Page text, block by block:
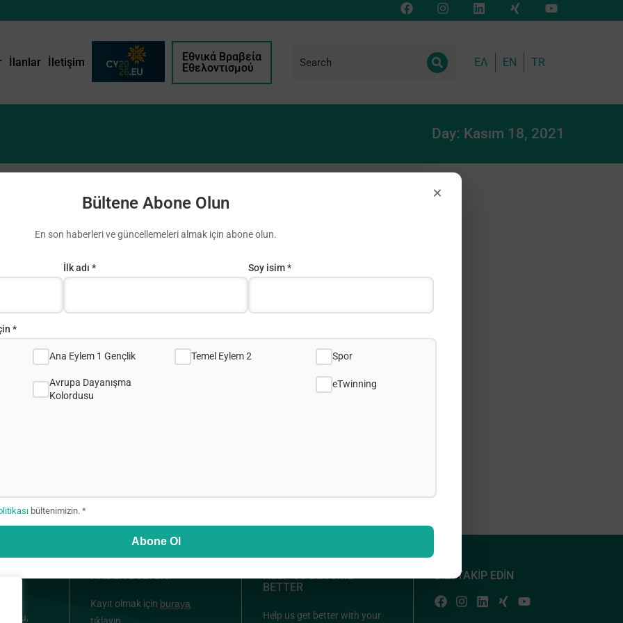
İlanlar İletişim
Εθνικά Βραβεία
Εθελοντισμού
ΕΛ EN TR
Day: Kasım 18, 2021
Kayıt olmak için buraya
tıklayın
BETTER
Help us get better with your
BİZİ TAKİP EDİN
×
Bültene Abone Olun
En son haberleri ve güncellemeleri almak için abone olun.
İlk adı * Soy isim *
*
Ana Eylem 1 Gençlik
Avrupa Dayanışma
Kolordusu
Temel Eylem 2 Spor
eTwinning
bültenimizin. *
Abone Ol